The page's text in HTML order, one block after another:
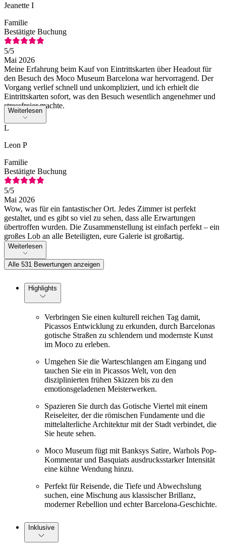
Jeanette I
Familie
Bestätigte Buchung
5/5
Mai 2026
Meine Erfahrung beim Kauf von Eintrittskarten über Headout für
den Besuch des Moco Museum Barcelona war hervorragend. Der
Vorgang verlief schnell und unkompliziert, und ich erhielt die
Eintrittskarten sofort, was den Besuch wesentlich angenehmer und
stressfreier machte.
Weiterlesen
L
Leon P
Familie
Bestätigte Buchung
5/5
Mai 2026
Wow, was für ein fantastischer Ort. Jedes Zimmer ist perfekt
gestaltet, und es gibt so viel zu sehen, dass alle Erwartungen
übertroffen wurden. Die Zusammenstellung ist einfach perfekt – ein
großes Lob an alle Beteiligten, eure Galerie ist großartig.
Weiterlesen
Alle 531 Bewertungen anzeigen
Highlights
Verbringen Sie einen kulturell reichen Tag damit,
Picassos Entwicklung zu erkunden, durch Barcelonas
gotische Straßen zu schlendern und modernste Kunst
im Moco zu erleben.
Umgehen Sie die Warteschlangen am Eingang und
tauchen Sie ein in Picassos Welt, von den
disziplinierten frühen Skizzen bis zu den
emotionsgeladenen Meisterwerken.
Spazieren Sie durch das Gotische Viertel mit einem
Reiseleiter, der die römischen Fundamente und die
mittelalterliche Architektur mit der Stadt verbindet, die
Sie heute sehen.
Moco Museum fügt mit Banksys Satire, Warhols Pop-
Kommentar und Basquiats ausdrucksstarker Intensität
eine kühne Wendung hinzu.
Perfekt für Reisende, die Tiefe und Abwechslung
suchen, eine Mischung aus klassischer Brillanz,
moderner Rebellion und echter Barcelona-Geschichte.
Inklusive